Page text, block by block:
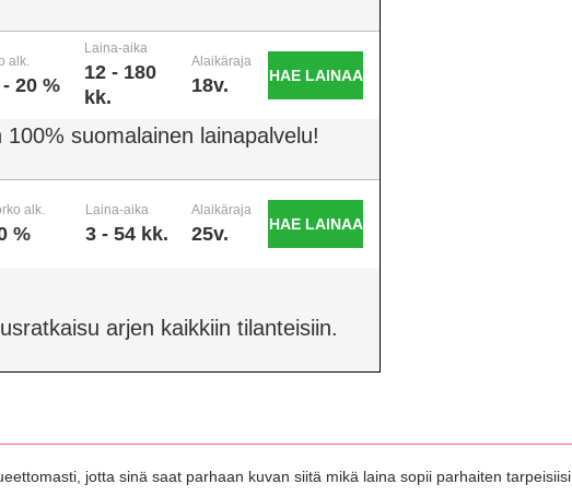
alk.
20 %
Laina-aika
12 - 180
kk.
Alaikäraja
18v. HAE LAINAA
100% suomalainen lainapalvelu!
alk.
%
Laina-aika
3 - 54 kk.
Alaikäraja
25v. HAE LAINAA
arjen kaikkiin tilanteisiin.
jotta sinä saat parhaan kuvan siitä mikä laina sopii parhaiten tarpeisiisi.